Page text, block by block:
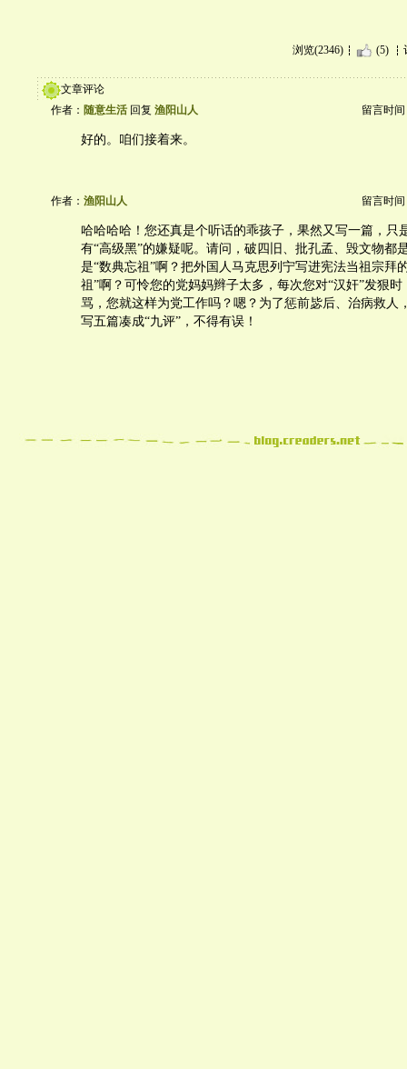
浏览(2346) (5)
文章评论
作者： 随意生活 回复 渔阳山人 留言时间
好的。咱们接着来。
作者： 渔阳山人 留言时间
哈哈哈哈！您还真是个听话的乖孩子，果然又写一篇，只
有“高级黑”的嫌疑呢。请问，破四旧、批孔孟、毁文物都
是“数典忘祖”啊？把外国人马克思列宁写进宪法当祖宗拜
祖”啊？可怜您的党妈妈辫子太多，每次您对“汉奸”发狠
骂，您就这样为党工作吗？嗯？为了惩前毖后、治病救人
写五篇凑成“九评”，不得有误！